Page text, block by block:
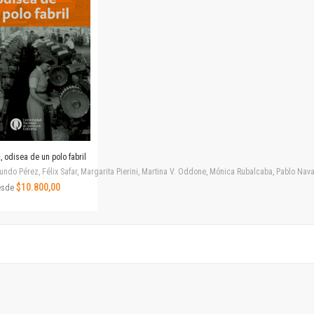
Revista de Ciencias Sociales. Segunda época
Fondo editorial
Biomedicina
Coediciones
Jornadas académicas
La ideología argentina
Libros de arte
Otros títulos
Intersecciones
odisea de un polo fabril
Pérez, Félix Safar, Margarita Pierini, Martina V. Oddone, Mónica Rubalcaba, Pablo
$10.800,00